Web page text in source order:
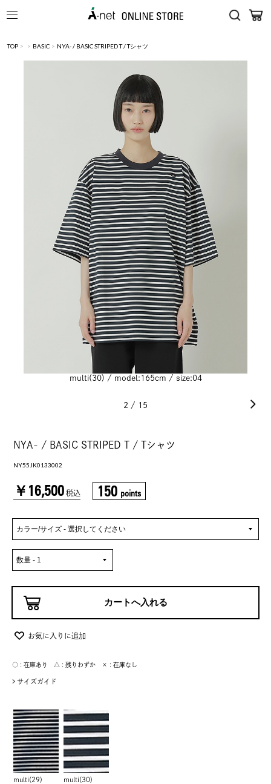
TOP > > BASIC > NYA- / BASIC STRIPED T / Tシャツ
multi(30) / model:165cm / size:04
2 / 15
NYA- / BASIC STRIPED T / Tシャツ
NY55JK0133002
￥16,500 税込 150 points
お気に入りに追加
○ : 在庫あり △ : 残りわずか × : 在庫なし
サイズガイド
multi(29)
multi(30)